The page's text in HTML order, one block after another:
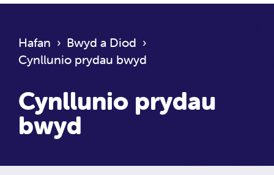
Hafan › Bwyd a Diod ›
Cynllunio prydau bwyd
Cynllunio prydau
bwyd